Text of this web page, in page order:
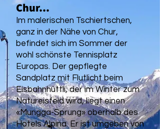
Chur...
Im malerischen Tschiertschen,
ganz in der Nähe von Chur,
befindet sich im Sommer der
wohl schönste Tennisplatz
Europas. Der gepflegte
Sandplatz mit Flutlicht beim
Eisbahnhüttli, der im Winter zum
Natureisfeld wird, liegt einen
«Mungga-Sprung» oberhalb des
Hotels Alpina. Er ist umgeben von